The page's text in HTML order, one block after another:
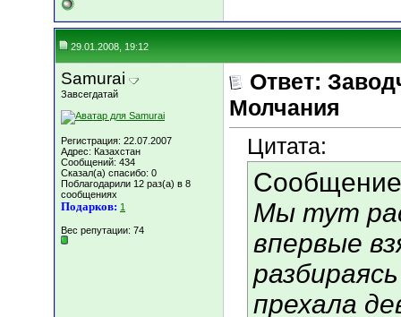
29.01.2008, 19:12
Samurai
Завсегдатай
Регистрация: 22.07.2007
Адрес: Казахстан
Сообщений: 434
Сказал(а) спасибо: 0
Поблагодарили 12 раз(а) в 8
сообщениях
Подарков: 1
Вес репутации: 74
Ответ:
Молчания
Цитата:
Мы тут
впервые
прехала